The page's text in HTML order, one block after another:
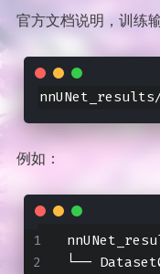
官方文档说明，训练
nnUNet_results/
例如：
└──